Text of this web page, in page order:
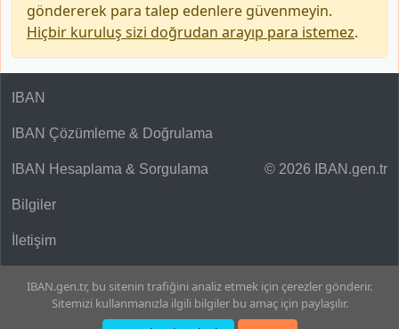
göndererek para talep edenlere güvenmeyin.
Hiçbir kuruluş sizi doğrudan arayıp para istemez.
© 2026 IBAN.gen.tr
IBAN
IBAN Çözümleme & Doğrulama
IBAN Hesaplama & Sorgulama
Bilgiler
İletişim
IBAN.gen.tr, bu sitenin trafiğini analiz etmek için çerezler gönderir.
Sitemizi kullanmanızla ilgili bilgiler bu amaç için paylaşılır.